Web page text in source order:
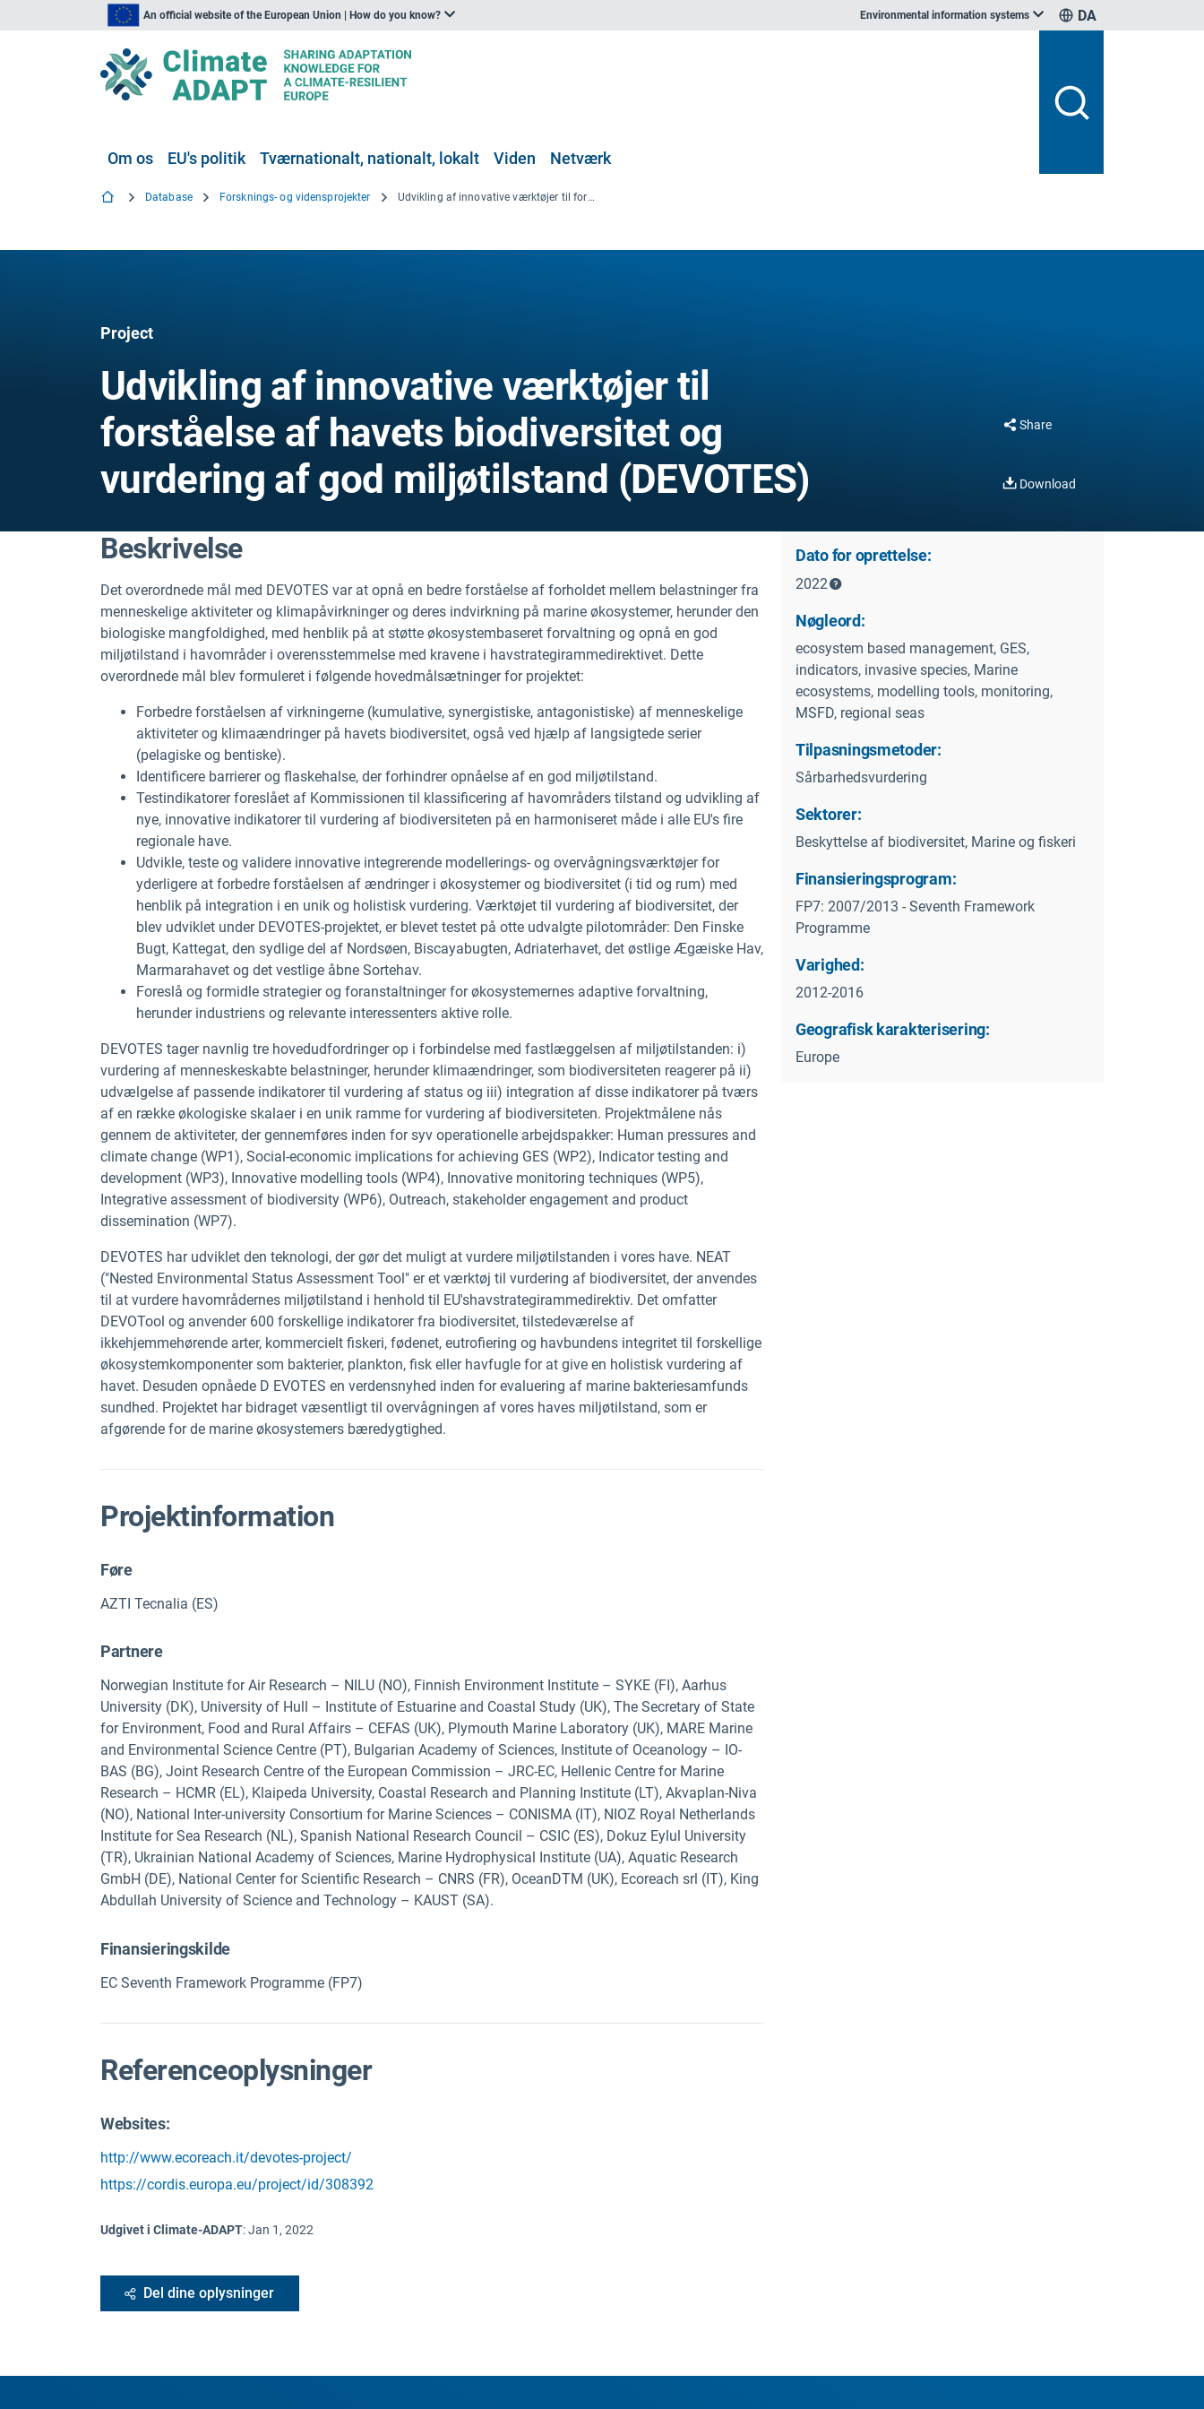
An official website of the European Union | How do you know? Environmental information systems DA
Om os EU's politik Tværnationalt, nationalt, lokalt Viden Netværk
Database Forsknings- og vidensprojekter Udvikling af innovative værktøjer til forståelse af havets biodiversitet og vurdering af god miljøtilstand
Project
Udvikling af innovative værktøjer til
forståelse af havets biodiversitet og
vurdering af god miljøtilstand (DEVOTES)
Share
Download
Beskrivelse
Det overordnede mål med DEVOTES var at opnå en bedre forståelse af forholdet mellem belastninger fra
menneskelige aktiviteter og klimapåvirkninger og deres indvirkning på marine økosystemer, herunder den
biologiske mangfoldighed, med henblik på at støtte økosystembaseret forvaltning og opnå en god
miljøtilstand i havområder i overensstemmelse med kravene i havstrategirammedirektivet. Dette
overordnede mål blev formuleret i følgende hovedmålsætninger for projektet:
Forbedre forståelsen af virkningerne (kumulative, synergistiske, antagonistiske) af menneskelige
aktiviteter og klimaændringer på havets biodiversitet, også ved hjælp af langsigtede serier
(pelagiske og bentiske).
Identificere barrierer og flaskehalse, der forhindrer opnåelse af en god miljøtilstand.
Testindikatorer foreslået af Kommissionen til klassificering af havområders tilstand og udvikling af
nye, innovative indikatorer til vurdering af biodiversiteten på en harmoniseret måde i alle EU's fire
regionale have.
Udvikle, teste og validere innovative integrerende modellerings- og overvågningsværktøjer for
yderligere at forbedre forståelsen af ændringer i økosystemer og biodiversitet (i tid og rum) med
henblik på integration i en unik og holistisk vurdering. Værktøjet til vurdering af biodiversitet, der
blev udviklet under DEVOTES-projektet, er blevet testet på otte udvalgte pilotområder: Den Finske
Bugt, Kattegat, den sydlige del af Nordsøen, Biscayabugten, Adriaterhavet, det østlige Ægæiske Hav,
Marmarahavet og det vestlige åbne Sortehav.
Foreslå og formidle strategier og foranstaltninger for økosystemernes adaptive forvaltning,
herunder industriens og relevante interessenters aktive rolle.
DEVOTES tager navnlig tre hovedudfordringer op i forbindelse med fastlæggelsen af miljøtilstanden: i)
vurdering af menneskeskabte belastninger, herunder klimaændringer, som biodiversiteten reagerer på ii)
udvælgelse af passende indikatorer til vurdering af status og iii) integration af disse indikatorer på tværs
af en række økologiske skalaer i en unik ramme for vurdering af biodiversiteten. Projektmålene nås
gennem de aktiviteter, der gennemføres inden for syv operationelle arbejdspakker: Human pressures and
climate change (WP1), Social-economic implications for achieving GES (WP2), Indicator testing and
development (WP3), Innovative modelling tools (WP4), Innovative monitoring techniques (WP5),
Integrative assessment of biodiversity (WP6), Outreach, stakeholder engagement and product
dissemination (WP7).
DEVOTES har udviklet den teknologi, der gør det muligt at vurdere miljøtilstanden i vores have. NEAT
("Nested Environmental Status Assessment Tool" er et værktøj til vurdering af biodiversitet, der anvendes
til at vurdere havområdernes miljøtilstand i henhold til EU'shavstrategirammedirektiv. Det omfatter
DEVOTool og anvender 600 forskellige indikatorer fra biodiversitet, tilstedeværelse af
ikkehjemmehørende arter, kommercielt fiskeri, fødenet, eutrofiering og havbundens integritet til forskellige
økosystemkomponenter som bakterier, plankton, fisk eller havfugle for at give en holistisk vurdering af
havet. Desuden opnåede D EVOTES en verdensnyhed inden for evaluering af marine bakteriesamfunds
sundhed. Projektet har bidraget væsentligt til overvågningen af vores haves miljøtilstand, som er
afgørende for de marine økosystemers bæredygtighed.
Projektinformation
Føre
AZTI Tecnalia (ES)
Partnere
Norwegian Institute for Air Research – NILU (NO), Finnish Environment Institute – SYKE (FI), Aarhus
University (DK), University of Hull – Institute of Estuarine and Coastal Study (UK), The Secretary of State
for Environment, Food and Rural Affairs – CEFAS (UK), Plymouth Marine Laboratory (UK), MARE Marine
and Environmental Science Centre (PT), Bulgarian Academy of Sciences, Institute of Oceanology – IO-
BAS (BG), Joint Research Centre of the European Commission – JRC-EC, Hellenic Centre for Marine
Research – HCMR (EL), Klaipeda University, Coastal Research and Planning Institute (LT), Akvaplan-Niva
(NO), National Inter-university Consortium for Marine Sciences – CONISMA (IT), NIOZ Royal Netherlands
Institute for Sea Research (NL), Spanish National Research Council – CSIC (ES), Dokuz Eylul University
(TR), Ukrainian National Academy of Sciences, Marine Hydrophysical Institute (UA), Aquatic Research
GmbH (DE), National Center for Scientific Research – CNRS (FR), OceanDTM (UK), Ecoreach srl (IT), King
Abdullah University of Science and Technology – KAUST (SA).
Finansieringskilde
EC Seventh Framework Programme (FP7)
Referenceoplysninger
Websites:
http://www.ecoreach.it/devotes-project/
https://cordis.europa.eu/project/id/308392
Udgivet i Climate-ADAPT:Jan 1, 2022
Del dine oplysninger
Dato for oprettelse:
2022
Nøgleord:
ecosystem based management, GES,
indicators, invasive species, Marine
ecosystems, modelling tools, monitoring,
MSFD, regional seas
Tilpasningsmetoder:
Sårbarhedsvurdering
Sektorer:
Beskyttelse af biodiversitet, Marine og fiskeri
Finansieringsprogram:
FP7: 2007/2013 - Seventh Framework
Programme
Varighed:
2012-2016
Geografisk karakterisering:
Europe